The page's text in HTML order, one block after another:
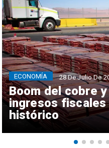
Boom del cobre
ingresos fiscales
histórico
ECONOMÍA 28 De Julio De